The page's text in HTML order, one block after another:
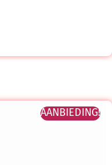
AANBIEDING!